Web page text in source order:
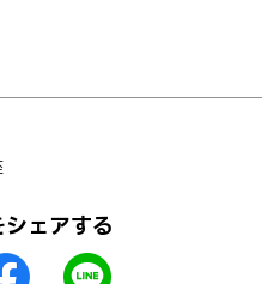
ェアする